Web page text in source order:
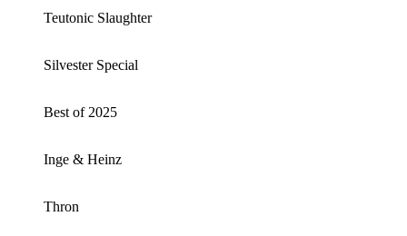
Teutonic Slaughter
Silvester Special
Best of 2025
Inge & Heinz
Thron